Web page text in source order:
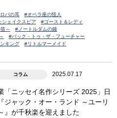
バの耳
#オペラ座の怪人
シェイクスピア
#ゴースト＆レディ
～
#ノートルダムの鐘
#バック・トゥ・ザ・フューチャー
キング
#リトルマーメイド
コラム 2025.07.17
「ニッセイ名作シリーズ 2025」日
ジャック・オー・ランド ～ユーリ
』が千秋楽を迎えました